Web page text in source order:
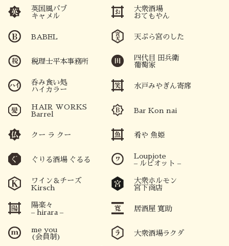
英国風パブ
キャメル
大衆酒場
おてもやん
BABEL 天ぷら宮のした
税理士平本事務所
四代目 田兵衛
葡萄家
呑み食い処
ハイカラー
水戸みやぎん寄席
HAIR WORKS
Barrel
Bar Kon nai
クー ラ クー 肴や 魚姫
ぐりる酒場 ぐるる
Loupiote
– ルピオット –
ワイン＆チーズ
Kirsch
大衆ホルモン
宮下商店
陽楽々
– hirara –
居酒屋 寛助
me you
(会員制)
大衆酒場ラクダ